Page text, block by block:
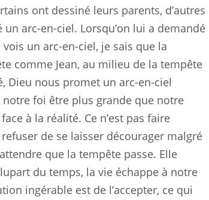
ont dessiné leurs parents, d’autres
arc-en-ciel. Lorsqu’on lui a demandé
un arc-en-ciel, je sais que la
comme Jean, au milieu de la tempête
Dieu nous promet un arc-en-ciel
foi être plus grande que notre
à la réalité. Ce n’est pas faire
refuser de se laisser décourager malgré
que la tempête passe. Elle
du temps, la vie échappe à notre
ingérable est de l’accepter, ce qui